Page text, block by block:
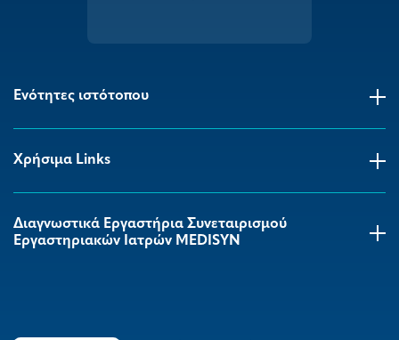
Ενότητες ιστότοπου
Χρήσιμα Links
Διαγνωστικά Εργαστήρια Συνεταιρισμού
Εργαστηριακών Ιατρών MEDISYΝ